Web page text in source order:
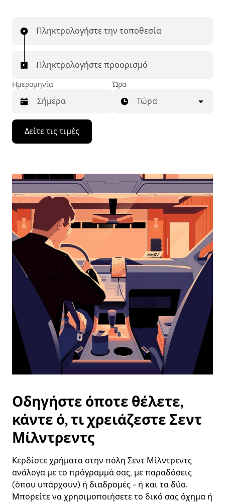
Πληκτρολογήστε την τοποθεσία
Πληκτρολογήστε προορισμό
Ημερομηνία
Πατήστε
πλήκτρο
βέλος
να
μετακινηθείτε
στο
ημερολόγιο
και
να
επιλέξετε
μια
ημερομηνία.
Πατήστε
πλήκτρο
escape
για
να
κλείσετε
ημερολόγιο.
Ώρα
Τώρα
Δείτε τις τιμές
Οδηγήστε όποτε θέλετε,
κάντε ό, τι χρειάζεστε Σεντ
Μίλντρεντς
Κερδίστε χρήματα στην πόλη Σεντ Μίλντρεντς
ανάλογα με το πρόγραμμά σας, με παραδόσεις
(όπου υπάρχουν) ή διαδρομές - ή και τα δύο.
Μπορείτε να χρησιμοποιήσετε το δικό σας όχημα ή